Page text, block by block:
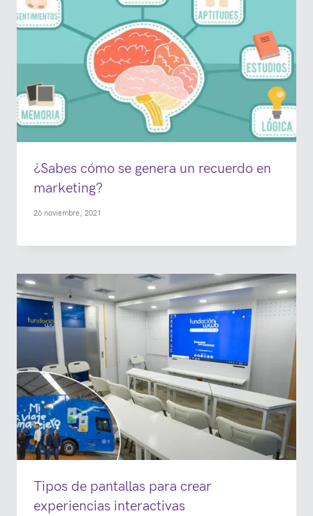
¿Sabes cómo se genera un recuerdo en
marketing?
26 noviembre, 2021
Tipos de pantallas para crear
experiencias interactivas